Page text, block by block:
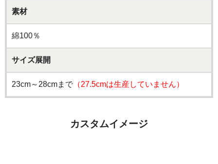
素材
綿100％
サイズ展開
23cm～28cmまで （27.5cmは生産していません）
カスタムイメージ